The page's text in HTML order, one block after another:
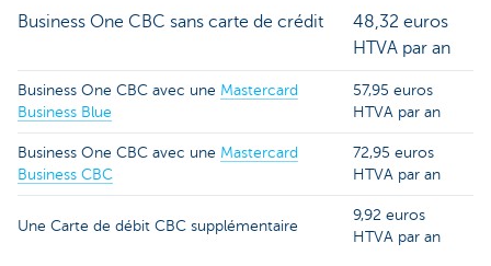
Business One CBC sans carte de crédit
48,32 euros
HTVA par an
Business One CBC avec une Mastercard
Business Blue
57,95 euros
HTVA par an
Business One CBC avec une Mastercard
Business CBC
72,95 euros
HTVA par an
Une Carte de débit CBC supplémentaire
9,92 euros
HTVA par an